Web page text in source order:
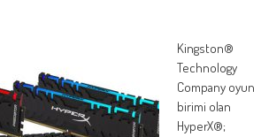
Kingston®
Technology
Company oyun
birimi olan
HyperX®;